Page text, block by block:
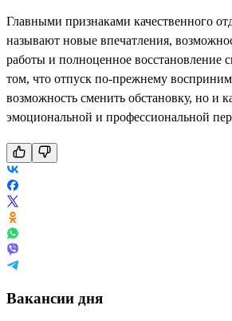
Главными признаками качественного
называют новые впечатления,
работы и полноценное восстановление
том, что отпуск по-прежнему
возможность сменить обстановку, но и
эмоциональной и профессиональной
Вакансии дня